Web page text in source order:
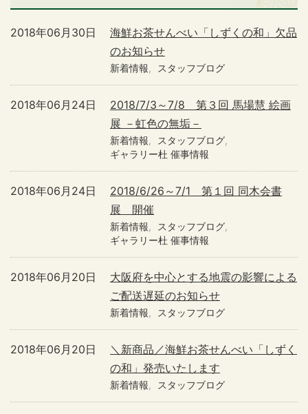
海鮮お茶せんべい「しずくの和」欠品
のお知らせ
2018年06月30日
新着情報 スタッフブログ
2018/7/3～7/8 第３回 馬場慧 絵画
展 －虹色の無垢－
2018年06月24日
新着情報
スタッフブログ
ギャラリー杜 催事情報
2018/6/26～7/1 第１回 同木会書
展 開催
2018年06月24日
新着情報
スタッフブログ
ギャラリー杜 催事情報
大阪府を中心とする地震の影響による
ご配送遅延のお知らせ
2018年06月20日
新着情報 スタッフブログ
＼新商品／海鮮お茶せんべい「しずく
の和」発売いたします
2018年06月20日
新着情報 スタッフブログ